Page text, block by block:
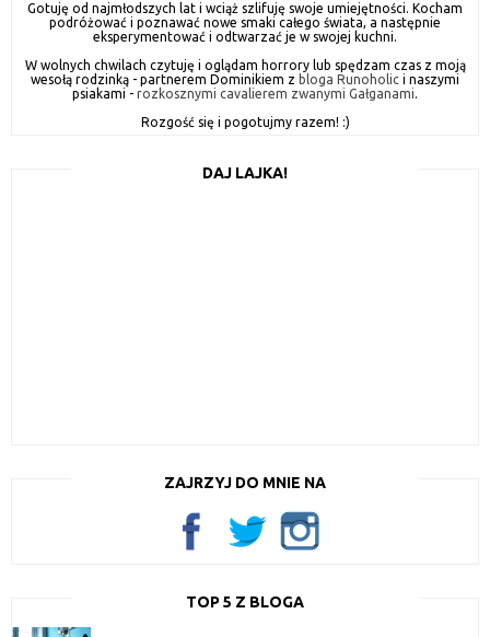
Gotuję od najmłodszych lat i wciąż szlifuję swoje umiejętności. Kocham
podróżować i poznawać nowe smaki całego świata, a następnie
eksperymentować i odtwarzać je w swojej kuchni.
W wolnych chwilach czytuję i oglądam horrory lub spędzam czas z moją
wesołą rodzinką - partnerem Dominikiem z bloga Runoholic i naszymi
psiakami - rozkosznymi cavalierem zwanymi Gałganami.
Rozgość się i pogotujmy razem! :)
DAJ LAJKA!
ZAJRZYJ DO MNIE NA
TOP 5 Z BLOGA